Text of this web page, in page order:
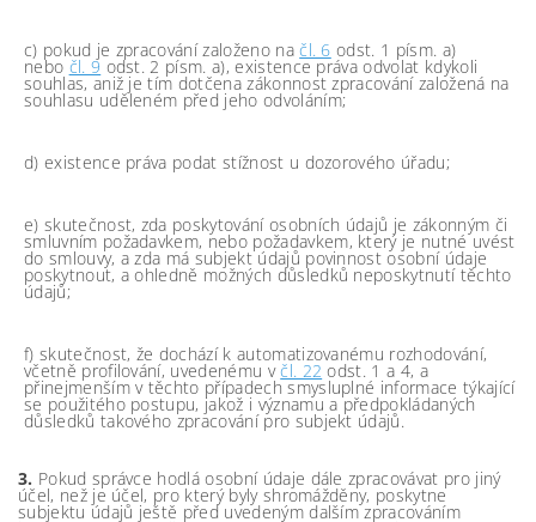
c) pokud je zpracování založeno načl. 6 odst. 1 písm. a)
nebo čl. 9 odst. 2 písm. a), existence práva odvolat kdykoli
souhlas, aniž je tím dotčena zákonnost zpracování založená na
souhlasu uděleném před jeho odvoláním;
d) existence práva podat stížnost u dozorového úřadu;
e) skutečnost, zda poskytování osobních údajů je zákonným či
smluvním požadavkem, nebo požadavkem, který je nutné uvést
do smlouvy, a zda má subjekt údajů povinnost osobní údaje
poskytnout, a ohledně možných důsledků neposkytnutí těchto
údajů;
f) skutečnost, že dochází k automatizovanému rozhodování,
včetně profilování, uvedenému včl. 22 odst. 1 a 4, a
přinejmenším v těchto případech smysluplné informace týkající
se použitého postupu, jakož i významu a předpokládaných
důsledků takového zpracování pro subjekt údajů.
3. Pokud správce hodlá osobní údaje dále zpracovávat pro jiný
účel, než je účel, pro který byly shromážděny, poskytne
subjektu údajů ještě před uvedeným dalším zpracováním